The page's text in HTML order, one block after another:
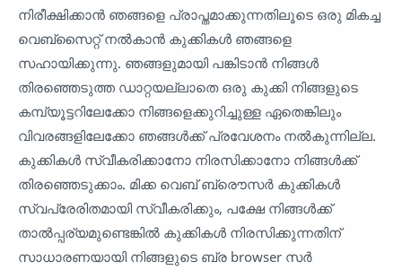
നിരീക്ഷിക്കാൻ ഞങ്ങളെ പ്രാപ്തമാക്കുന്നതിലൂടെ ഒരു മികച്ച
വെബ്സൈറ്റ് നൽകാൻ കുക്കികൾ ഞങ്ങളെ
സഹായിക്കുന്നു. ഞങ്ങളുമായി പങ്കിടാൻ നിങ്ങൾ
തിരഞ്ഞെടുത്ത ഡാറ്റയല്ലാതെ ഒരു കുക്കി നിങ്ങളുടെ
കമ്പ്യൂട്ടറിലേക്കോ നിങ്ങളെക്കുറിച്ചുള്ള ഏതെങ്കിലും
വിവരങ്ങളിലേക്കോ ഞങ്ങൾക്ക് പ്രവേശനം നൽകുന്നില്ല.
കുക്കികൾ സ്വീകരിക്കാനോ നിരസിക്കാനോ നിങ്ങൾക്ക്
തിരഞ്ഞെടുക്കാം. മിക്ക വെബ് ബ്രൌസർ കുക്കികൾ
സ്വപ്രേരിതമായി സ്വീകരിക്കും, പക്ഷേ നിങ്ങൾക്ക്
താൽപ്പര്യമുണ്ടെങ്കിൽ കുക്കികൾ നിരസിക്കുന്നതിന്
സാധാരണയായി നിങ്ങളുടെ ബ്ര browser സർ